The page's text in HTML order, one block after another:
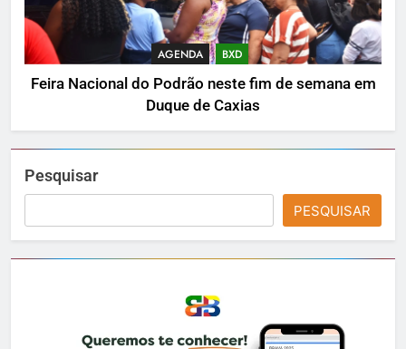
AGENDA BXD
Feira Nacional do Podrão neste fim de semana em
Duque de Caxias
Pesquisar
PESQUISAR